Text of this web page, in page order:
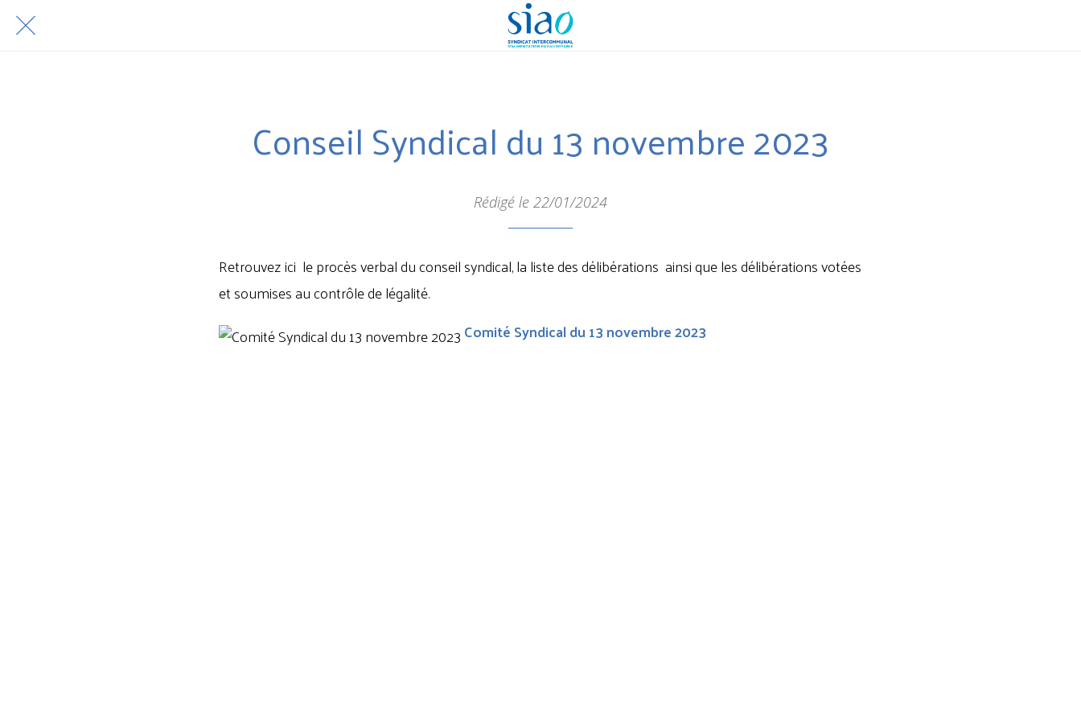
Conseil Syndical du 13 novembre 2023
Rédigé le 22/01/2024
Retrouvez ici le procès verbal du conseil syndical, la liste des délibérations ainsi que les délibérations votées
et soumises au contrôle de légalité.
Comité Syndical du 13 novembre 2023